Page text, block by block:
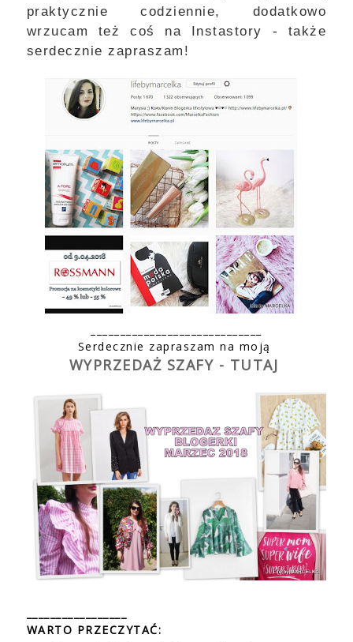
praktycznie codziennie, dodatkowo
wrzucam też coś na Instastory - także
serdecznie zapraszam!
Serdecznie zapraszam na moją
WYPRZEDAŻ SZAFY - TUTAJ
WARTO PRZECZYTAĆ: